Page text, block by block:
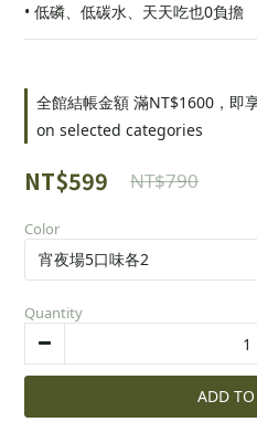
• 低磷、低碳水、天天吃也0負擔
全館結帳金額 滿NT$1600，即
on selected categories
NT$599 NT$790
Color
Quantity
ADD